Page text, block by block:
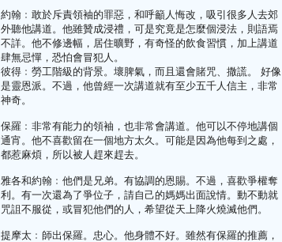
約翰﹕敢於斥責領袖的罪惡，和呼籲人悔改，吸引很多人去郊
外聽他講道。他雖贊成浸禮，可是究竟是怎麼個浸法，則語焉
不詳。他不修邊幅，居住曠野，有奇怪的飲食習慣，加上講道
肆無忌憚，恐怕會冒犯人。
彼得﹕勞工階級的背景。壞脾氣，而且還會賭咒、撒謊。 好像
是靈恩派。不過，他曾經一次講道就有至少五千人信主，非常
神奇。
保羅﹕非常有能力的領袖，也非常會講道。他可以不停地講個
通宵。他不喜歡留在一個地方太久。可能是因為他每到之處，
都惹麻煩，所以被人趕來趕去。
雅各和約翰﹕他們是兄弟。有協調的恩賜。不過，喜歡爭權奪
利。有一次還為了爭位子，請自己的媽媽出面說情。動不動就
咒詛不服從，或冒犯他們的人，希望從天上降火燒滅他們。
提摩太﹕師出保羅。忠心。他身體不好。雖然有保羅的推薦，